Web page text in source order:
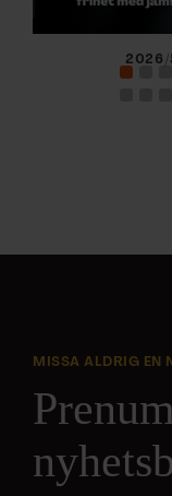
2026/
MISSA ALDRIG EN